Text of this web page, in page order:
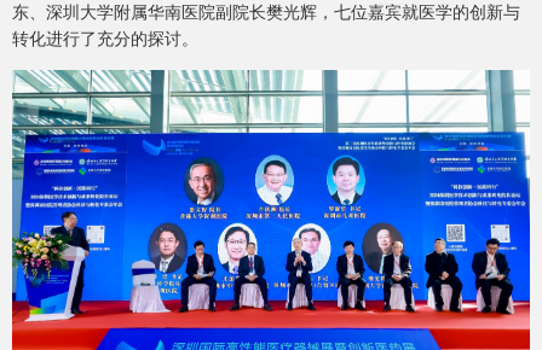
东、深圳大学附属华南医院副院长樊光辉，七位嘉宾就医学的创新与
转化进行了充分的探讨。